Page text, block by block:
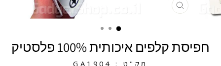
חפיסת קלפים איכותית 100% פלסטיק
מק"ט : GA1904
סגירה